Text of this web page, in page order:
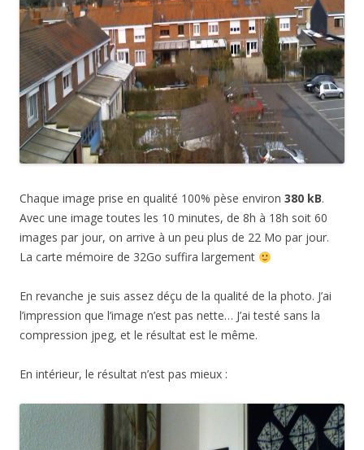
Chaque image prise en qualité 100% pèse environ 380 kB.
Avec une image toutes les 10 minutes, de 8h à 18h soit 60
images par jour, on arrive à un peu plus de 22 Mo par jour.
La carte mémoire de 32Go suffira largement
En revanche je suis assez déçu de la qualité de la photo. J’ai
l’impression que l’image n’est pas nette… J’ai testé sans la
compression jpeg, et le résultat est le même.
En intérieur, le résultat n’est pas mieux :